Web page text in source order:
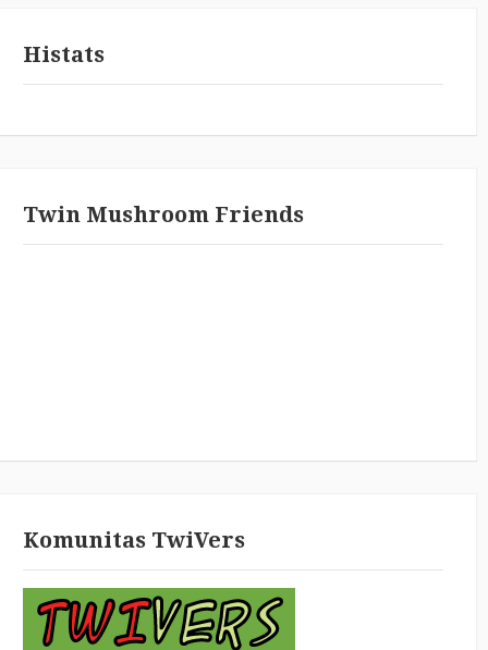
Histats
Twin Mushroom Friends
Komunitas TwiVers